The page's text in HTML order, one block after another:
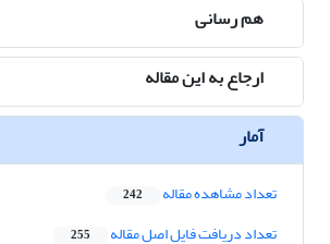
هم رسانی
ارجاع به این مقاله
آمار
تعداد مشاهده مقاله 242
تعداد دریافت فایل اصل مقاله 255